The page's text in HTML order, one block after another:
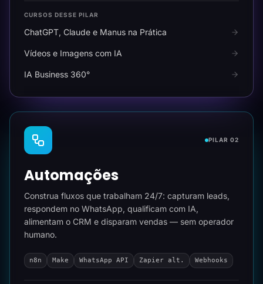
CURSOS DESSE PILAR
ChatGPT, Claude e Manus na Prática
Vídeos e Imagens com IA
IA Business 360°
PILAR 02
Automações
Construa fluxos que trabalham 24/7: capturam leads,
respondem no WhatsApp, qualificam com IA,
alimentam o CRM e disparam vendas — sem operador
humano.
n8n Make WhatsApp API Zapier alt. Webhooks